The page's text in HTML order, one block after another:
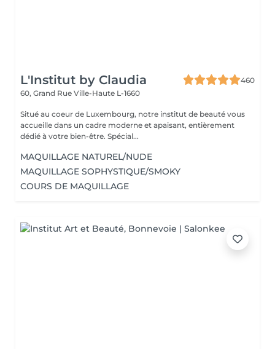
L'Institut by Claudia
460
60, Grand Rue Ville-Haute L-1660
Situé au coeur de Luxembourg, notre institut de beauté vous
accueille dans un cadre moderne et apaisant, entièrement
dédié à votre bien-être. Spécial...
MAQUILLAGE NATUREL/NUDE
MAQUILLAGE SOPHYSTIQUE/SMOKY
COURS DE MAQUILLAGE